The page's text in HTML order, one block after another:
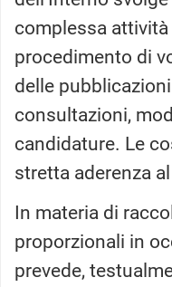
complessa
procedimento di
delle
consultazioni,
candidature. Le
stretta aderenza
In materia di
proporzionali in
prevede,